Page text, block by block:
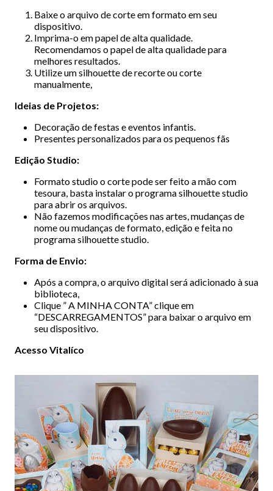
Baixe o arquivo de corte em formato em seu
dispositivo.
Imprima-o em papel de alta qualidade.
Recomendamos o papel de alta qualidade para
melhores resultados.
Utilize um silhouette de recorte ou corte
manualmente,
Ideias de Projetos:
Decoração de festas e eventos infantis.
Presentes personalizados para os pequenos fãs
Edição Studio:
Formato studio o corte pode ser feito a mão com
tesoura, basta instalar o programa silhouette studio
para abrir os arquivos.
Não fazemos modificações nas artes, mudanças de
nome ou mudanças de formato, edição e feita no
programa silhouette studio.
Forma de Envio:
Após a compra, o arquivo digital será adicionado à sua
biblioteca,
Clique ” A MINHA CONTA” clique em
“DESCARREGAMENTOS” para baixar o arquivo em
seu dispositivo.
Acesso Vitalíco